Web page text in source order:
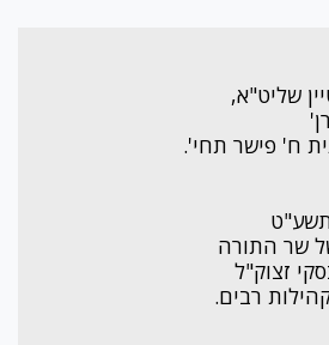
שליט"א,
ח' פישר תחי'.
תשע"ט
שר התורה
זצוק"ל
רבים.